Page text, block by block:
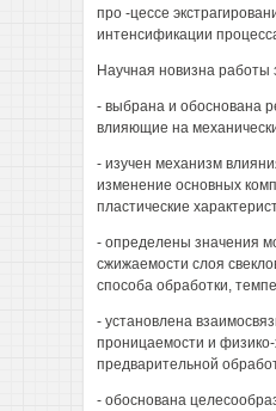
про -цессе
интенсификации
Научная новизна
- выбрана и обоснована
влияющие на
- изучен механизм
изменение основных
пластические
- определены значения
сжижаемости слоя
способа обработки,
- установлена
проницаемости и физико-
предварительной
- обоснована